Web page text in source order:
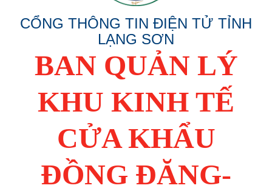
CỔNG THÔNG TIN ĐIỆN TỬ TỈNH
LẠNG SƠN
BAN QUẢN LÝ
KHU KINH TẾ
CỬA KHẨU
ĐỒNG ĐĂNG-